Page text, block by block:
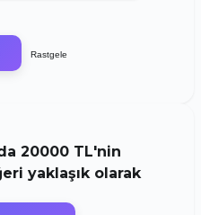
Rastgele
20000 TL'nin
yaklaşık olarak